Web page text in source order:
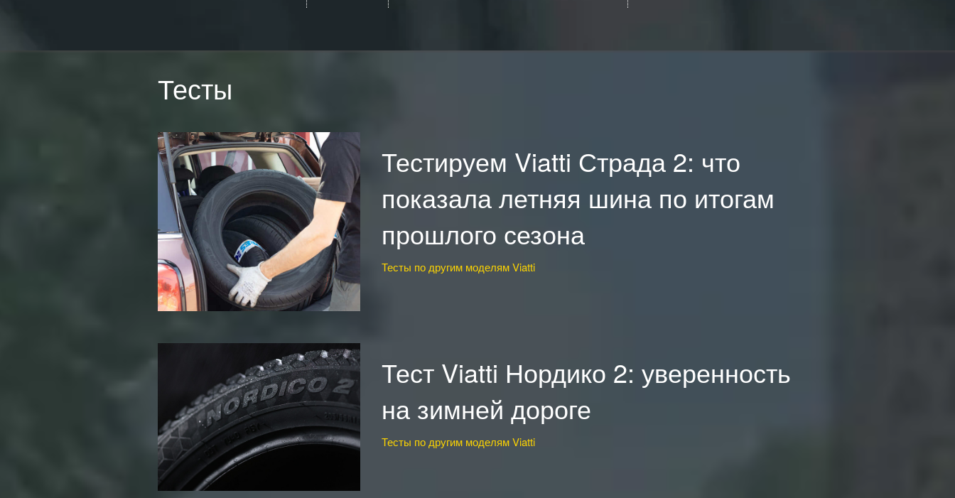
Тесты
Тестируем Viatti Страда 2: что
показала летняя шина по итогам
прошлого сезона
Тесты по другим моделям Viatti
Тест Viatti Нордико 2: уверенность
на зимней дороге
Тесты по другим моделям Viatti